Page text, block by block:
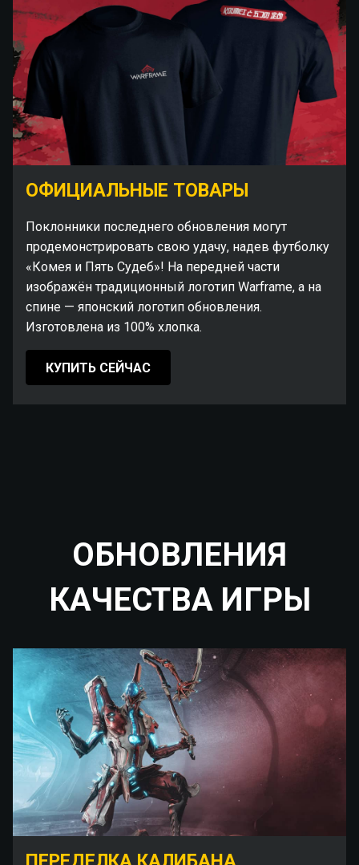
ОФИЦИАЛЬНЫЕ ТОВАРЫ
Поклонники последнего обновления могут
продемонстрировать свою удачу, надев футболку
«Комея и Пять Судеб»! На передней части
изображён традиционный логотип Warframe, а на
спине — японский логотип обновления.
Изготовлена из 100% хлопка.
КУПИТЬ СЕЙЧАС
ОБНОВЛЕНИЯ
КАЧЕСТВА ИГРЫ